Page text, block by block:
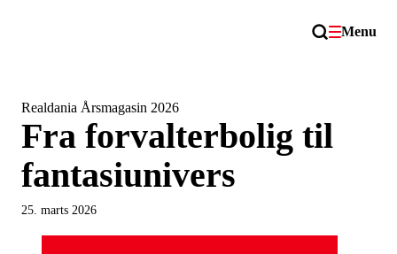
Menu
Realdania Årsmagasin 2026
Fra forvalterbolig til
fantasiunivers
25. marts 2026